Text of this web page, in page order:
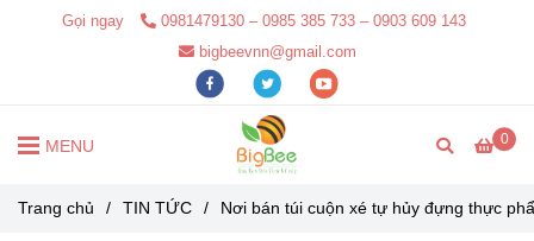
Gọi ngay
0981479130 – 0985 385 733 – 0903 609 143
bigbeevnn@gmail.com
0
MENU
Trang chủ / TIN TỨC / Nơi bán túi cuộn xé tự hủy đựng thực